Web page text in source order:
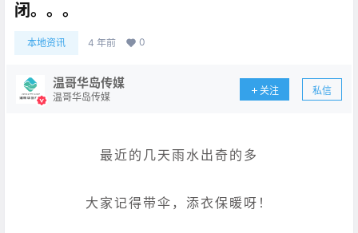
闭。。。
本地资讯 4 年前 0
温哥华岛传媒
温哥华岛传媒
关注 私信
最近的几天雨水出奇的多
大家记得带伞，添衣保暖呀！